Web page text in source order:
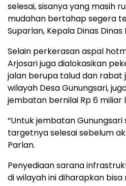
selesai, sisanya yang masih
mudahan bertahap segera
Suparlan, Kepala Dinas Dinas
Selain perkerasan aspal
Arjosari juga dialokasikan
jalan berupa talud dan rabat
wilayah Desa Gunungsari,
jembatan bernilai Rp 6 miliar
“Untuk jembatan
targetnya selesai sebelum
Parlan.
Penyediaan sarana
di wilayah ini diharapkan